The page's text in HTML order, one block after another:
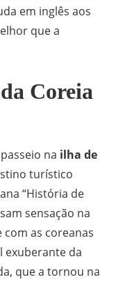
em inglês aos
que a
Coreia
na ilha de
turístico
“História de
sensação na
as coreanas
exuberante da
que a tornou na